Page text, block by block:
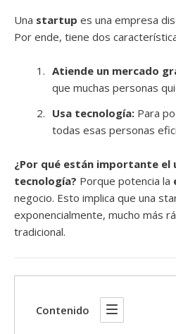
Una startup es una empresa
Por ende, tiene dos
Atiende un mercado
que muchas personas
Usa tecnología: Para
todas esas personas
¿Por qué están importante el
tecnología? Porque potencia la
negocio. Esto implica que una
exponencialmente, mucho más
tradicional.
Contenido